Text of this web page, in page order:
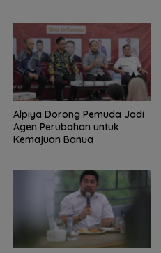
‎Alpiya Dorong Pemuda Jadi
Agen Perubahan untuk
Kemajuan Banua ‎